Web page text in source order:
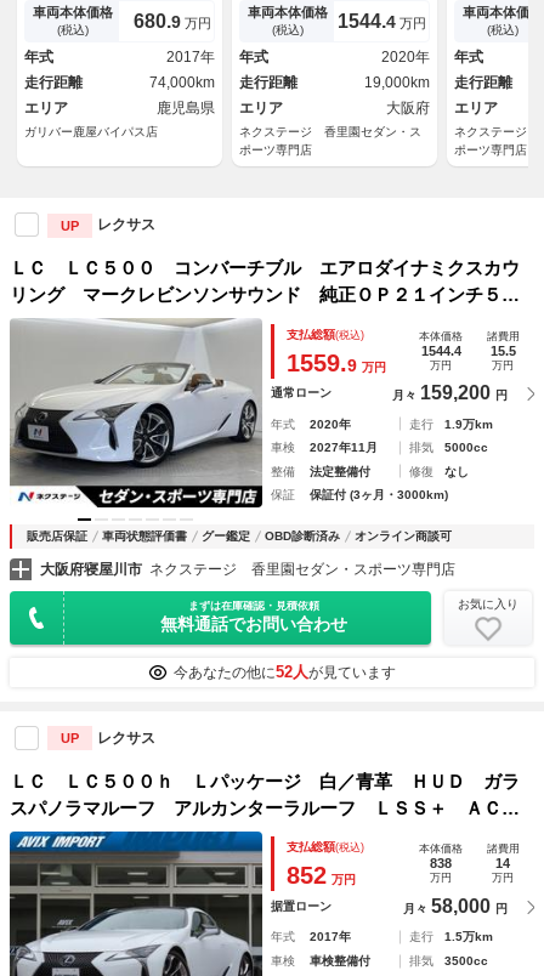
０．３インチワイドディスプレ
イ）バックカメラ／セーフティ
システムプラス／パドルシフト
／革巻きステアリング／ＬＥＤ
オートヘッドライト
車両本体価格
(税込) 680.9 万円
年式
2017年
走行距離
74,000km
エリア
鹿児島県
ガリバー鹿屋バイパス店
ンチ５本Ｖ字スポークポリッシ
ュ仕上げ 純正ＳＤナビ バッ
クカメラ プリクラッシュセー
フティ ブラインドスポットモ
ニター
車両本体価格
(税込) 1544.4 万円
年式
2020年
走行距離
19,000km
エリア
大阪府
ネクステージ 香里園セダン・ス
ポーツ専門店
ー 純正２１
ール アルカ
プリクラッシ
煙車 ブライ
ター ＥＴＣ
車両本体価格
(税込)
年式
走行距離
エリア
ネクステージ
ポーツ専門店
UP レクサス
ＬＣ ＬＣ５００ コンバーチブル エアロダイナミクスカウ
リング マークレビンソンサウンド 純正ＯＰ２１インチ５本
Ｖ字スポークポリッシュ仕上げ 純正ＳＤナビ バックカメ
ラ プリクラッシュセーフティ ブラインドスポットモニター
支払総額(税込)
1559.9 万円
本体価格
1544.4
万円
諸費用
15.5
万円
通常ローン 月々 159,200 円
年式 2020年 走行
1.9万km
車検
2027年11月 排気
5000cc
整備
法定整備付 修復
なし
保証
保証付 (3ヶ月・3000km)
販売店保証 車両状態評価書 グー鑑定 OBD診断済み オンライン商談可
大阪府寝屋川市 ネクステージ 香里園セダン・スポーツ専門店
まずは在庫確認・見積依頼
無料通話でお問い合わせ
お気に入り
今あなたの他に52人が見ています
UP レクサス
ＬＣ ＬＣ５００ｈ Ｌパッケージ 白／青革 ＨＵＤ ガラ
スパノラマルーフ アルカンターラルーフ ＬＳＳ＋ ＡＣ
Ｃ ナビ ＴＶ バックカメラ ステアリング＆シートヒータ
ー ベンチレーション 三眼ＬＥＤライト ２１ＡＷ １オー
ナー
支払総額(税込)
852 万円
本体価格
838
万円
諸費用
14
万円
据置ローン 月々 58,000 円
年式 2017年 走行
1.5万km
車検
車検整備付 排気
3500cc